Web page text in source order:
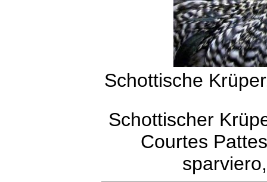
Schottische
Schottischer
Courtes